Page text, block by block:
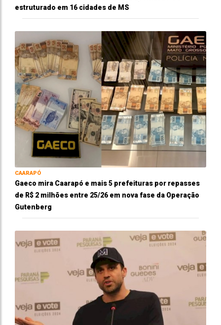
estruturado em 16 cidades de MS
CAARAPÓ
Gaeco mira Caarapó e mais 5 prefeituras por repasses
de R$ 2 milhões entre 25/26 em nova fase da Operação
Gutenberg